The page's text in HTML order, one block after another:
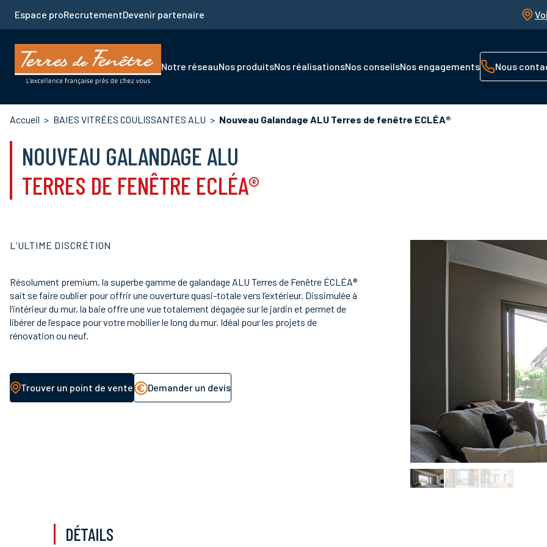
contenu
principal
Espace proRecrutementDevenir partenaire
Navigation
Notre réseauNos produitsNos réalisationsNos conseilsNos engagements Nous
Fil
Accueil BAIES VITRÉES COULISSANTES ALU Nouveau Galandage ALU Terres de fenêtre ECLÉA®
NOUVEAU GALANDAGE ALU
TERRES DE FENÊTRE ECLÉA®
L’ULTIME DISCRÉTION
Résolument premium, la superbe gamme de galandage ALU Terres de Fenêtre ÉCLÉA®
sait se faire oublier pour offrir une ouverture quasi-totale vers l’extérieur. Dissimulée à
l’intérieur du mur, la baie offre une vue totalement dégagée sur le jardin et permet de
libérer de l’espace pour votre mobilier le long du mur. Idéal pour les projets de
rénovation ou neuf.
Trouver un point de vente Demander un devis
DÉTAILS